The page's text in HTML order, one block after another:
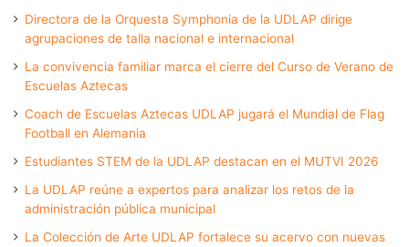
Directora de la Orquesta Symphonia de la UDLAP dirige
agrupaciones de talla nacional e internacional
La convivencia familiar marca el cierre del Curso de Verano de
Escuelas Aztecas
Coach de Escuelas Aztecas UDLAP jugará el Mundial de Flag
Football en Alemania
Estudiantes STEM de la UDLAP destacan en el MUTVI 2026
La UDLAP reúne a expertos para analizar los retos de la
administración pública municipal
La Colección de Arte UDLAP fortalece su acervo con nuevas